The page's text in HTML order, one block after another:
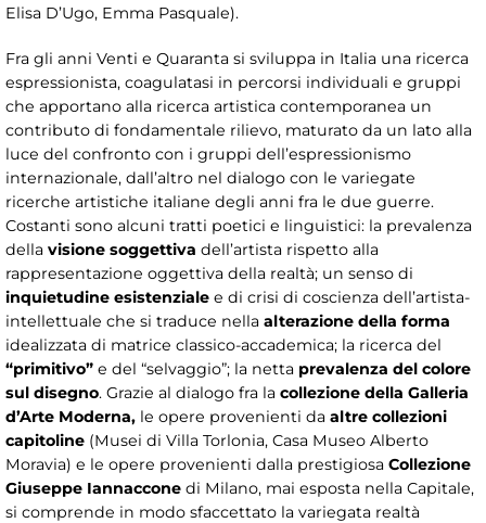
Elisa D’Ugo, Emma Pasquale).
Fra gli anni Venti e Quaranta si sviluppa in Italia una ricerca
espressionista, coagulatasi in percorsi individuali e gruppi
che apportano alla ricerca artistica contemporanea un
contributo di fondamentale rilievo, maturato da un lato alla
luce del confronto con i gruppi dell’espressionismo
internazionale, dall’altro nel dialogo con le variegate
ricerche artistiche italiane degli anni fra le due guerre.
Costanti sono alcuni tratti poetici e linguistici: la prevalenza
della visione soggettiva dell’artista rispetto alla
rappresentazione oggettiva della realtà; un senso di
inquietudine esistenziale e di crisi di coscienza dell’artista-
intellettuale che si traduce nella alterazione della forma
idealizzata di matrice classico-accademica; la ricerca del
“primitivo” e del “selvaggio”; la netta prevalenza del colore
sul disegno. Grazie al dialogo fra la collezione della Galleria
d’Arte Moderna, le opere provenienti da altre collezioni
capitoline (Musei di Villa Torlonia, Casa Museo Alberto
Moravia) e le opere provenienti dalla prestigiosa Collezione
Giuseppe Iannaccone di Milano, mai esposta nella Capitale,
si comprende in modo sfaccettato la variegata realtà